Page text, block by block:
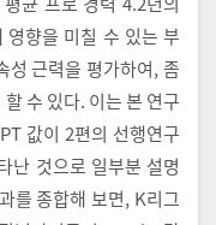
영향을 미칠 수 있는 부
성 근력을 평가하여, 좀
수 있다. 이는 본 연구
값이 2편의 선행연구
난 것으로 일부분 설명
를 종합해 보면, K리그